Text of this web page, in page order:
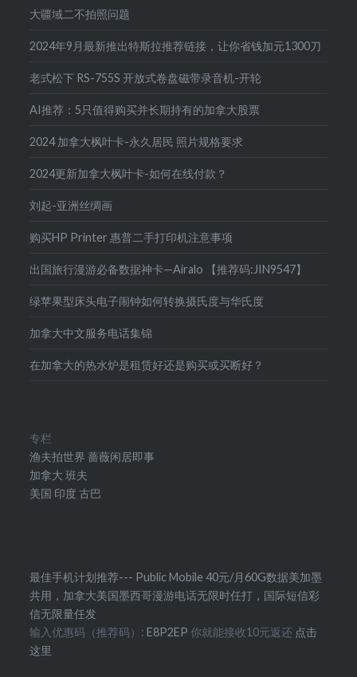
大疆域二不拍照问题
2024年9月最新推出特斯拉推荐链接，让你省钱加元1300刀
老式松下 RS-755S 开放式卷盘磁带录音机-开轮
AI推荐：5只值得购买并长期持有的加拿大股票
2024 加拿大枫叶卡-永久居民 照片规格要求
2024更新加拿大枫叶卡-如何在线付款？
刘起-亚洲丝绸画
购买HP Printer 惠普二手打印机注意事项
出国旅行漫游必备数据神卡—Airalo 【推荐码:JIN9547】
绿苹果型床头电子闹钟如何转换摄氏度与华氏度
加拿大中文服务电话集锦
在加拿大的热水炉是租赁好还是购买或买断好？
专栏
渔夫拍世界蔷薇闲居即事
加拿大 班夫
美国 印度 古巴
最佳手机计划推荐--- Public Mobile 40元/月60G数据美加墨
共用，加拿大美国墨西哥漫游电话无限时任打，国际短信彩
信无限量任发
输入优惠码（推荐码）:E8P2EP你就能接收10元返还 点击
这里